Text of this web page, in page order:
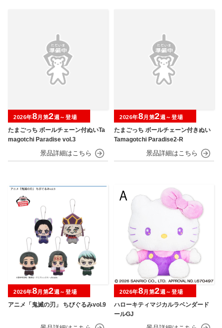
たまごっち ボールチェーン付ぬいTa
magotchi Paradise vol.3
2026年8月第2週～登場
たまごっち ボールチェーン付きぬい
Tamagotchi Paradise2-R
2026年8月第2週～登場
アニメ「鬼滅の刃」 ちびぐるみvol.9
2026年8月第2週～登場
ハローキティマジカルラベンダード
ールGJ
2026年8月第2週～登場